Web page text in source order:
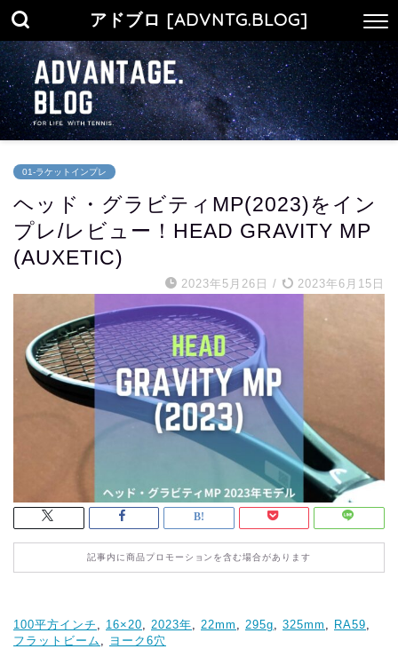
アドブロ [ADVNTG.BLOG]
01-ラケットインプレ
ヘッド・グラビティMP(2023)をイン
プレ/レビュー！HEAD GRAVITY MP
(AUXETIC)
2023年5月26日 / 2023年6月15日
記事内に商品プロモーションを含む場合があります
100平方インチ , 16×20, 2023年, 22mm , 295g, 325mm , RA59
フラットビーム , ヨーク6穴